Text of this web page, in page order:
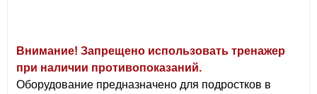
Внимание! Запрещено использовать тренажер
при наличии противопоказаний.
Оборудование предназначено для подростков в